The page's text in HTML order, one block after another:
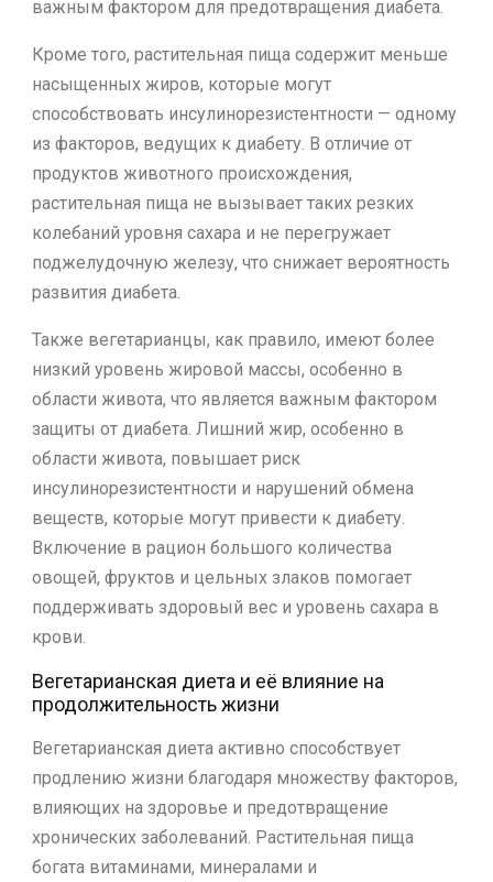
важным фактором для предотвращения диабета.
Кроме того, растительная пища содержит меньше
насыщенных жиров, которые могут
способствовать инсулинорезистентности — одному
из факторов, ведущих к диабету. В отличие от
продуктов животного происхождения,
растительная пища не вызывает таких резких
колебаний уровня сахара и не перегружает
поджелудочную железу, что снижает вероятность
развития диабета.
Также вегетарианцы, как правило, имеют более
низкий уровень жировой массы, особенно в
области живота, что является важным фактором
защиты от диабета. Лишний жир, особенно в
области живота, повышает риск
инсулинорезистентности и нарушений обмена
веществ, которые могут привести к диабету.
Включение в рацион большого количества
овощей, фруктов и цельных злаков помогает
поддерживать здоровый вес и уровень сахара в
крови.
Вегетарианская диета и её влияние на
продолжительность жизни
Вегетарианская диета активно способствует
продлению жизни благодаря множеству факторов,
влияющих на здоровье и предотвращение
хронических заболеваний. Растительная пища
богата витаминами, минералами и